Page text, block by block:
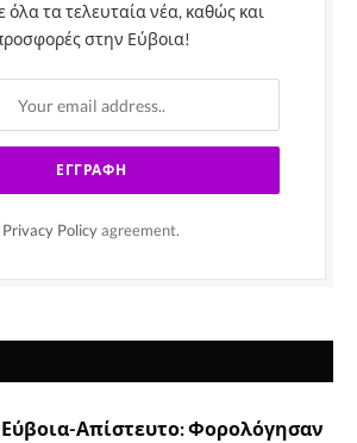
όλα τα τελευταία νέα, καθώς και
στην Εύβοια!
Privacy Policy agreement.
Εύβοια-Απίστευτο: Φορολόγησαν